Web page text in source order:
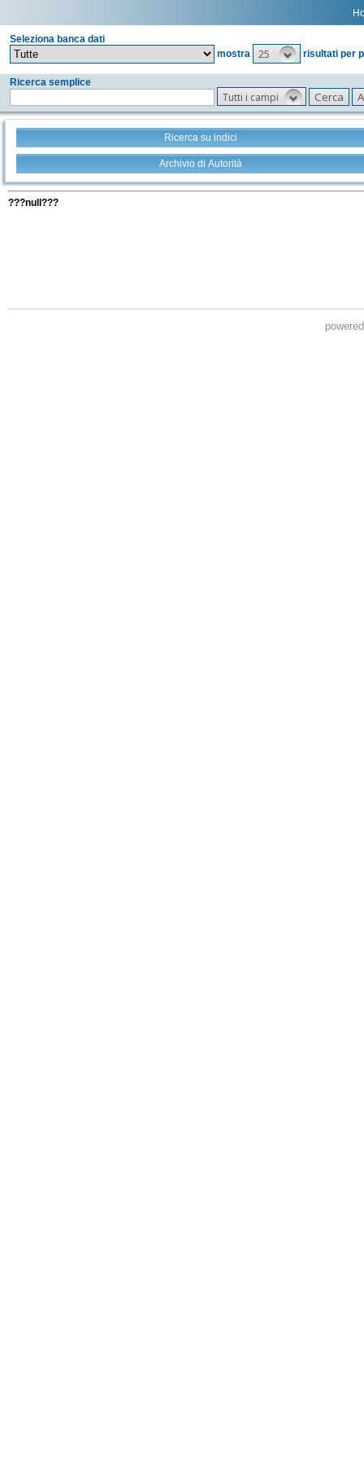
Seleziona banca dati
mostra
25 risultati per
Ricerca semplice
Tutti i campi
Ricerca su indici
Archivio di Autorità
???null???